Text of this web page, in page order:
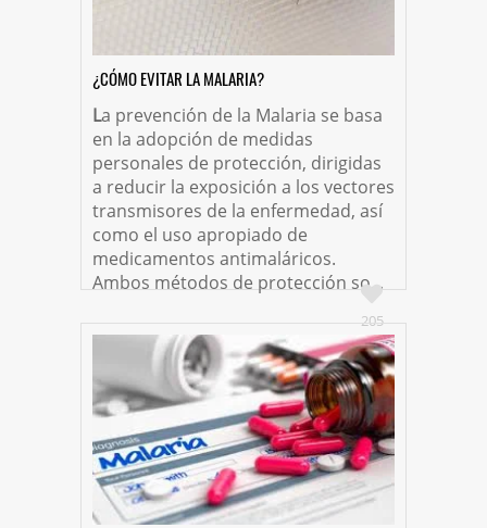
¿CÓMO EVITAR LA MALARIA?
La prevención de la Malaria se basa
en la adopción de medidas
personales de protección, dirigidas
a reducir la exposición a los vectores
transmisores de la enfermedad, así
como el uso apropiado de
medicamentos antimaláricos.
Ambos métodos de protección so...
205